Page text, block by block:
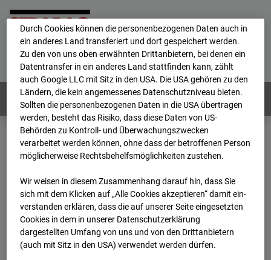
Home E-Mail Impressum
Login
Deutsch / English
Webcams: Alle Länder
Home
Deutschland
BC-162 - Strabag - BV-H3ö
Archiv
2025
10
03 07:05
BC-162 - Strabag - BV-
H3ö
Durch Cookies können die personenbezogenen Daten auch in
ein anderes Land transferiert und dort gespeichert werden.
Zu den von uns oben erwähnten Drittanbietern, bei denen ein
Datentransfer in ein anderes Land stattfinden kann, zählt
auch Google LLC mit Sitz in den USA. Die USA gehören zu den
Ländern, die kein angemessenes Datenschutzniveau bieten.
Sollten die personenbezogenen Daten in die USA übertragen
werden, besteht das Risiko, dass diese Daten von US-
Behörden zu Kontroll- und Überwachungszwecken
verarbeitet werden können, ohne dass der betroffenen Person
möglicherweise Rechtsbehelfsmöglichkeiten zustehen.
Wir weisen in diesem Zusammenhang darauf hin, dass Sie
sich mit dem Klicken auf „Alle Cookies akzeptieren“ damit ein­
ver­standen erklären, dass die auf unserer Seite eingesetzten
Cookies in dem in unserer Datenschutzerklärung
dargestellten Umfang von uns und von den Drittanbietern
(auch mit Sitz in den USA) verwendet werden dürfen.